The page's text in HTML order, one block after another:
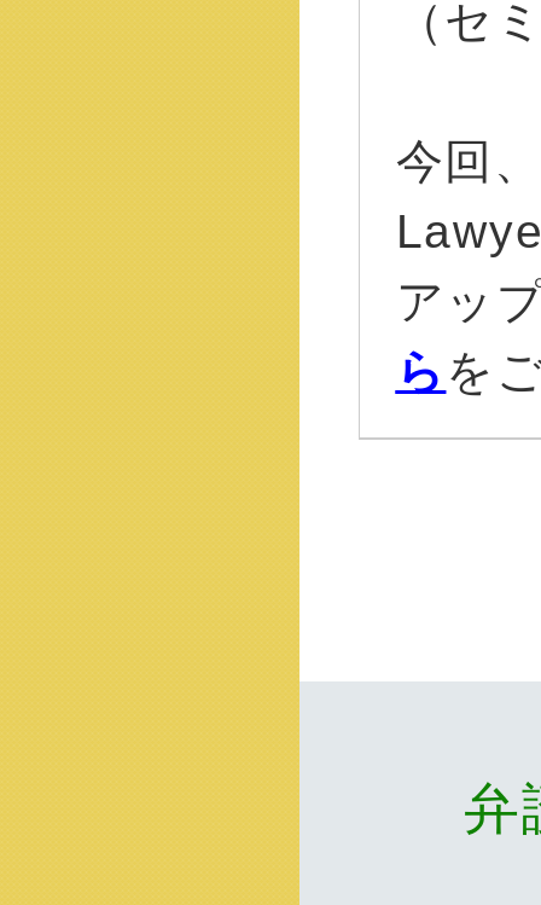
（セ
今回
アッ
ら を
弁